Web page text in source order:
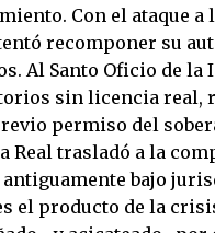
Con el ataque
recomponer su
Al Santo Oficio de
sin licencia real,
permiso del
Real trasladó a la
bajo
el producto de la